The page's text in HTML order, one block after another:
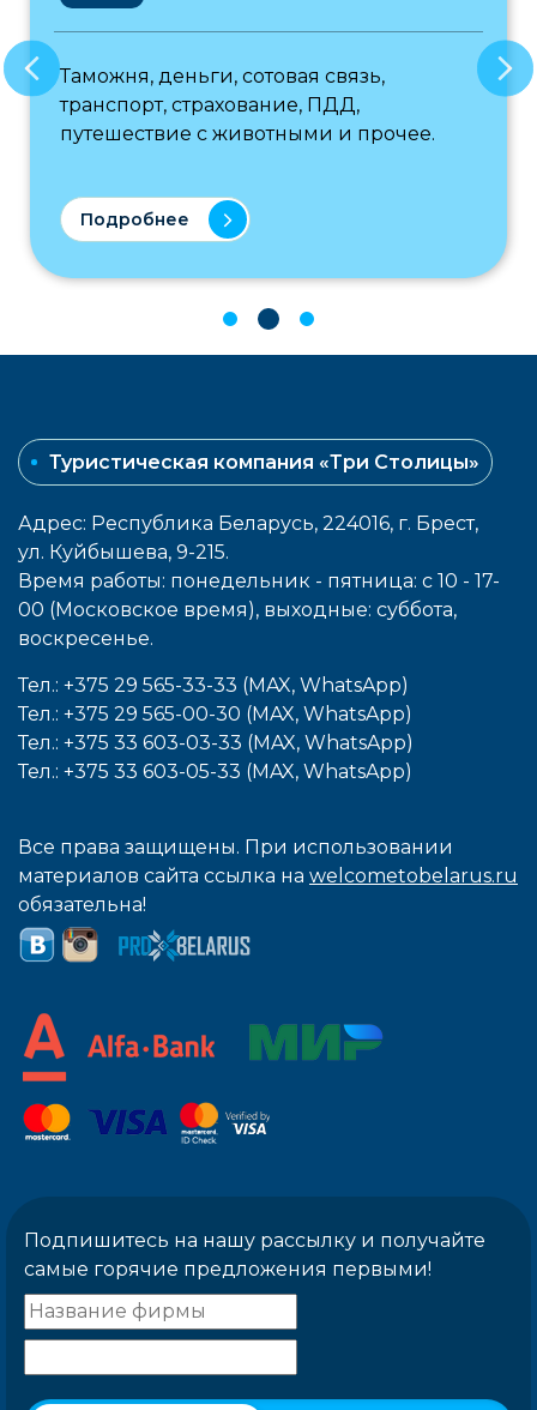
Таможня, деньги, сотовая связь,
транспорт, страхование, ПДД,
путешествие с животными и прочее.
Подробнее
Туристическая компания «Три Столицы»
Адрес: Республика Беларусь, 224016, г. Брест,
ул. Куйбышева, 9-215.
Время работы: понедельник - пятница: с 10 - 17-
00 (Московское время), выходные: cуббота,
воcкресенье.
Тел.: +375 29 565-33-33 (MAX, WhatsApp)
Тел.: +375 29 565-00-30 (MAX, WhatsApp)
Тел.: +375 33 603-03-33 (MAX, WhatsApp)
Тел.: +375 33 603-05-33 (MAX, WhatsApp)
Все права защищены. При использовании
материалов сайта ссылка на welcometobelarus.ru
обязательна!
Подпишитесь на нашу рассылку и получайте
самые горячие предложения первыми!